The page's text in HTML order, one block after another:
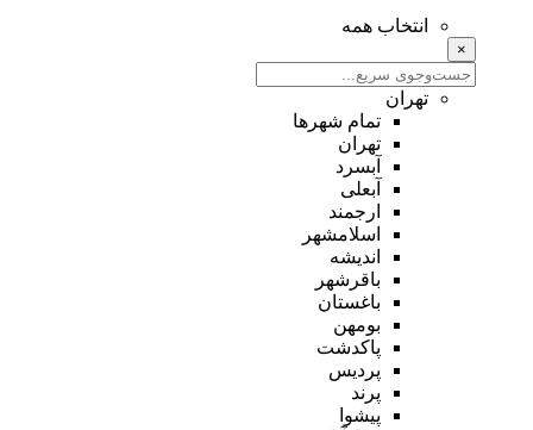
انتخاب همه
×
تهران
تمام شهر‌ها
تهران
آبسرد
آبعلی
ارجمند
اسلامشهر
اندیشه
باقرشهر
باغستان
بومهن
پاکدشت
پردیس
پرند
پیشوا